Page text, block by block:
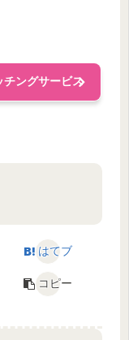
チングサービス
はてブ
コピー